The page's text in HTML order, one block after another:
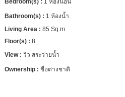
1 ห้องนอน
1 ห้องน้ำ
85 Sq.m
8
วิว สระว่ายน้ำ
ชื่อต่างชาติ